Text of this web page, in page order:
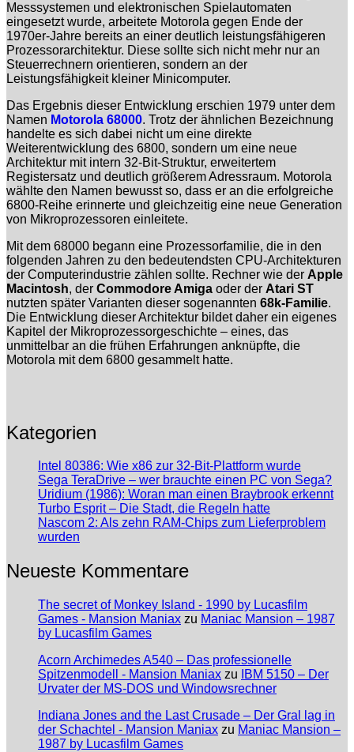
Messsystemen und elektronischen Spielautomaten
eingesetzt wurde, arbeitete Motorola gegen Ende der
1970er-Jahre bereits an einer deutlich leistungsfähigeren
Prozessorarchitektur. Diese sollte sich nicht mehr nur an
Steuerrechnern orientieren, sondern an der
Leistungsfähigkeit kleiner Minicomputer.
Das Ergebnis dieser Entwicklung erschien 1979 unter dem
Namen Motorola 68000. Trotz der ähnlichen Bezeichnung
handelte es sich dabei nicht um eine direkte
Weiterentwicklung des 6800, sondern um eine neue
Architektur mit intern 32-Bit-Struktur, erweitertem
Registersatz und deutlich größerem Adressraum. Motorola
wählte den Namen bewusst so, dass er an die erfolgreiche
6800-Reihe erinnerte und gleichzeitig eine neue Generation
von Mikroprozessoren einleitete.
Mit dem 68000 begann eine Prozessorfamilie, die in den
folgenden Jahren zu den bedeutendsten CPU-Architekturen
der Computerindustrie zählen sollte. Rechner wie der Apple
Macintosh, der Commodore Amiga oder der Atari ST
nutzten später Varianten dieser sogenannten 68k-Familie.
Die Entwicklung dieser Architektur bildet daher ein eigenes
Kapitel der Mikroprozessorgeschichte – eines, das
unmittelbar an die frühen Erfahrungen anknüpfte, die
Motorola mit dem 6800 gesammelt hatte.
Kategorien
Intel 80386: Wie x86 zur 32-Bit-Plattform wurde
Sega TeraDrive – wer brauchte einen PC von Sega?
Uridium (1986): Woran man einen Braybrook erkennt
Turbo Esprit – Die Stadt, die Regeln hatte
Nascom 2: Als zehn RAM-Chips zum Lieferproblem
wurden
Neueste Kommentare
The secret of Monkey Island - 1990 by Lucasfilm
Games - Mansion Maniax zu Maniac Mansion – 1987
by Lucasfilm Games
Acorn Archimedes A540 – Das professionelle
Spitzenmodell - Mansion Maniax zu
IBM 5150 – Der
Urvater der MS-DOS und Windowsrechner
Indiana Jones and the Last Crusade – Der Gral lag in
der Schachtel - Mansion Maniax zu Maniac Mansion –
1987 by Lucasfilm Games